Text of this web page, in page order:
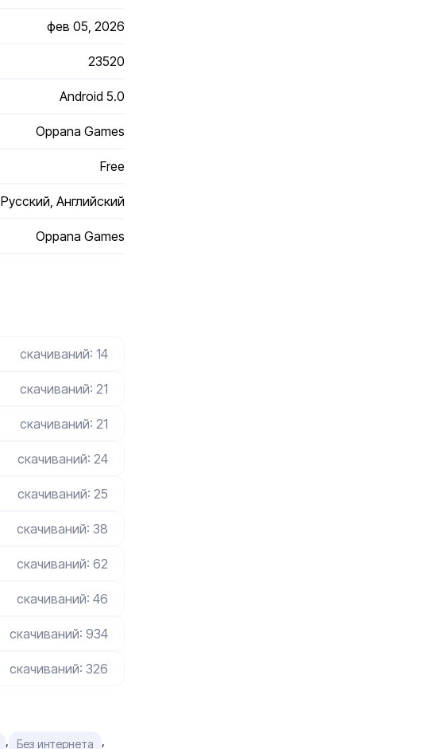
фев 05, 2026
23520
Android 5.0
Oppana Games
Free
Русский, Английский
Oppana Games
скачиваний: 14
скачиваний: 21
скачиваний: 21
скачиваний: 24
скачиваний: 25
скачиваний: 38
скачиваний: 62
скачиваний: 46
скачиваний: 934
скачиваний: 326
, Без интернета ,